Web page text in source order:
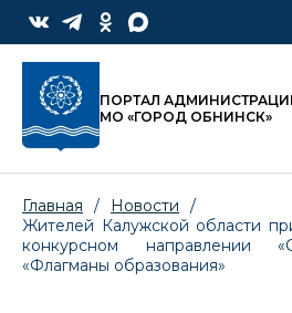
ПОРТАЛ
МО «ГОРОД ОБНИНСК»
Главная / Новости
/
Жителей Калужской области
конкурсном направлении
«Флагманы образования»